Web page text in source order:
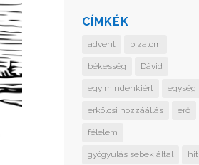
CÍMKÉK
advent bizalom
békesség Dávid
egy mindenkiért egység
erkölcsi hozzáállás erő
félelem
gyógyulás sebek által hit